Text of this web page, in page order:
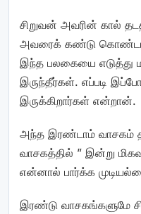
சிறுவன் அவரின் கால்
அவரைக் கண்டு
இந்த பலகையை எடுத்து
இருந்தீர்கள். எப்படி
இருக்கிறார்கள் என்றான்.
அந்த இரண்டாம்
வாசகத்தில் ” இன்று
என்னால் பார்க்க
இரண்டு வாசகங்களுமே